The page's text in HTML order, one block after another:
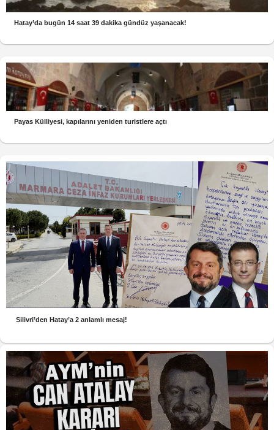
Hatay’da bugün 14 saat 39 dakika gündüz yaşanacak!
Payas Külliyesi, kapılarını yeniden turistlere açtı
Silivri’den Hatay’a 2 anlamlı mesaj!